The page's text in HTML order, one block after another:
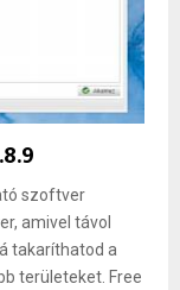
szoftver
amivel távol
takaríthatod a
területeket. Free